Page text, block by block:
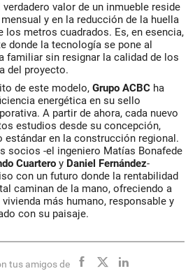
valor de un inmueble reside
y en la reducción de la huella
los metros cuadrados. Es, en esencia,
donde la tecnología se pone al
familiar sin resignar la calidad de los
del proyecto.
de este modelo, Grupo ACBC ha
energética en su sello
A partir de ahora, cada nuevo
estudios desde su concepción,
estándar en la construcción regional.
socios -el ingeniero Matías Bonafede
Cuartero y Daniel Fernández-
con un futuro donde la rentabilidad
caminan de la mano, ofreciendo a
más humano, responsable y
con su paisaje.
tus amigos de